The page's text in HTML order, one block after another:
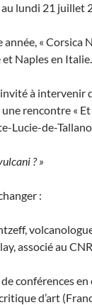
lundi 21 juillet
« Corsica
Naples en Italie.
invité à
rencontre « Et
Lucie-de-
? »
:
associé au
conférences
d’art